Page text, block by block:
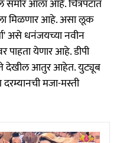
समोर आला आहे. चित्रपटात
मिळणार आहे. असा लूक
असे धनंजयच्या नवीन
पाहता येणार आहे. डीपी
देखील आतुर आहेत. युट्यूब
मजा-मस्ती